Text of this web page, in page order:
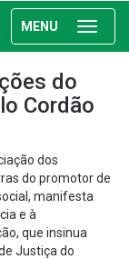
MENU
do
Cordão
dos
do promotor de
manifesta
e à
que insinua
Justiça do